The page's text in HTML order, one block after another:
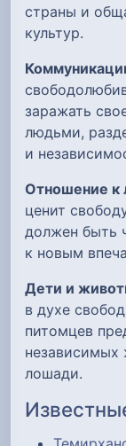
страны и
культур.
заражать
людьми,
и
Отношение к
ценит
должен быть
к новым
Дети и
в духе
питомцев
независимых
лошади.